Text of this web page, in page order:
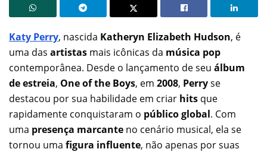
Katy Perry, nascida Katheryn Elizabeth Hudson, é
uma das artistas mais icônicas da música pop
contemporânea. Desde o lançamento de seu álbum
de estreia, One of the Boys, em 2008, Perryse
destacou por sua habilidade em criar hits que
rapidamente conquistaram o público global. Com
uma presença marcante no cenário musical, ela se
tornou uma figura influente, não apenas por suas